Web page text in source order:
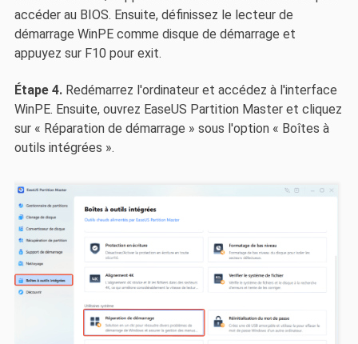
accéder au BIOS. Ensuite, définissez le lecteur de
démarrage WinPE comme disque de démarrage et
appuyez sur F10 pour exit.
Étape 4.Redémarrez l'ordinateur et accédez à l'interface
WinPE. Ensuite, ouvrez EaseUS Partition Master et cliquez
sur « Réparation de démarrage » sous l'option « Boîtes à
outils intégrées ».